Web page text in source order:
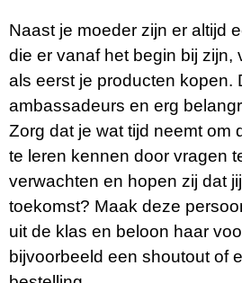
Naast je moeder zijn er altijd
die er vanaf het begin bij zijn,
als eerst je producten kopen.
ambassadeurs en erg
Zorg dat je wat tijd neemt om
te leren kennen door vragen
verwachten en hopen zij dat
toekomst? Maak deze
uit de klas en beloon haar
bijvoorbeeld een shoutout of